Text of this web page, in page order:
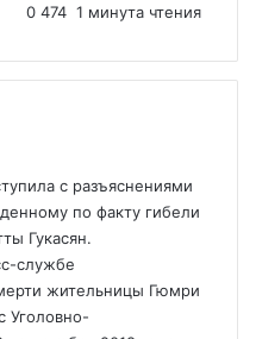
0 474 1 минута чтения
с разъяснениями
по факту гибели
Гукасян.
службе
жительницы Гюмри
Уголовно-